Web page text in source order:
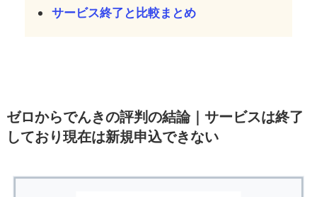
サービス終了と比較まとめ
ゼロからでんきの評判の結論｜サービスは終了
しており現在は新規申込できない